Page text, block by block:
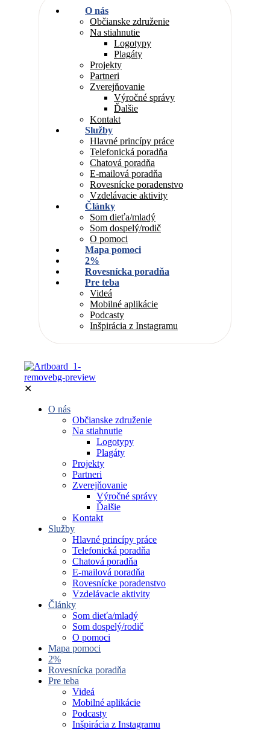
O nás
Občianske združenie
Na stiahnutie
Logotypy
Plagáty
Projekty
Partneri
Zverejňovanie
Výročné správy
Ďalšie
Kontakt
Služby
Hlavné princípy práce
Telefonická poradňa
Chatová poradňa
E-mailová poradňa
Rovesnícke poradenstvo
Vzdelávacie aktivity
Články
Som dieťa/mladý
Som dospelý/rodič
O pomoci
Mapa pomoci
2%
Rovesnícka poradňa
Pre teba
Videá
Mobilné aplikácie
Podcasty
Inšpirácia z Instagramu
✕
O nás
Občianske združenie
Na stiahnutie
Logotypy
Plagáty
Projekty
Partneri
Zverejňovanie
Výročné správy
Ďalšie
Kontakt
Služby
Hlavné princípy práce
Telefonická poradňa
Chatová poradňa
E-mailová poradňa
Rovesnícke poradenstvo
Vzdelávacie aktivity
Články
Som dieťa/mladý
Som dospelý/rodič
O pomoci
Mapa pomoci
2%
Rovesnícka poradňa
Pre teba
Videá
Mobilné aplikácie
Podcasty
Inšpirácia z Instagramu